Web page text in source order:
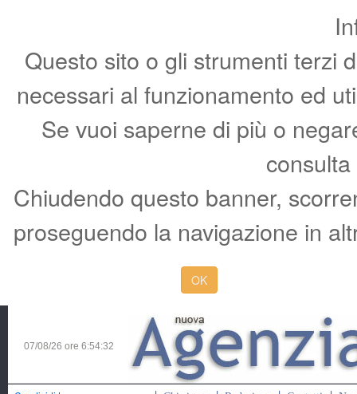
Questo sito o gli strumenti terzi
necessari al funzionamento ed
Se vuoi saperne di più o
Chiudendo questo banner,
proseguendo la navigazione in
OK
07/08/26 ore 6:54:33